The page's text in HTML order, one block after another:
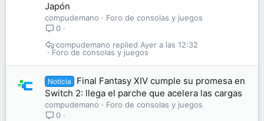
Japón
compudemano
Foro de consolas y juegos
0
Foro de consolas y juegos
Ayer a las 12:32
compudemano
Noticia
Final Fantasy XIV cumple su promesa en
Switch 2: llega el parche que acelera las cargas
compudemano
Foro de consolas y juegos
0